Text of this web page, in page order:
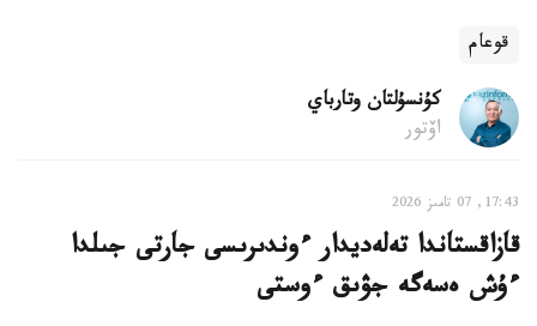
قوعام
كۇنسۇلتان وتارباي
اۆتور
17:43, 07 تامىز 2026
قازاقستاندا تەلەديدار ءوندىرىسى جارتى جىلدا
ءۇش ەسەگە جۋىق ءوستى